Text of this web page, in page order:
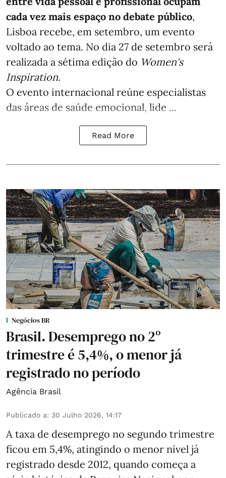
cada vez mais espaço no debate público,
Lisboa recebe, em setembro, um evento
voltado ao tema. No dia 27 de setembro será
realizada a sétima edição do Women's
Inspiration.
O evento internacional reúne especialistas
das áreas de saúde emocional, lide ...
Read More
Negócios BR
Brasil. Desemprego no 2º
trimestre é 5,4%, o menor já
registrado no período
Agência Brasil
Publicado a: 30 Julho 2026, 14:17
A taxa de desemprego no segundo trimestre
ficou em 5,4%, atingindo o menor nível já
registrado desde 2012, quando começa a